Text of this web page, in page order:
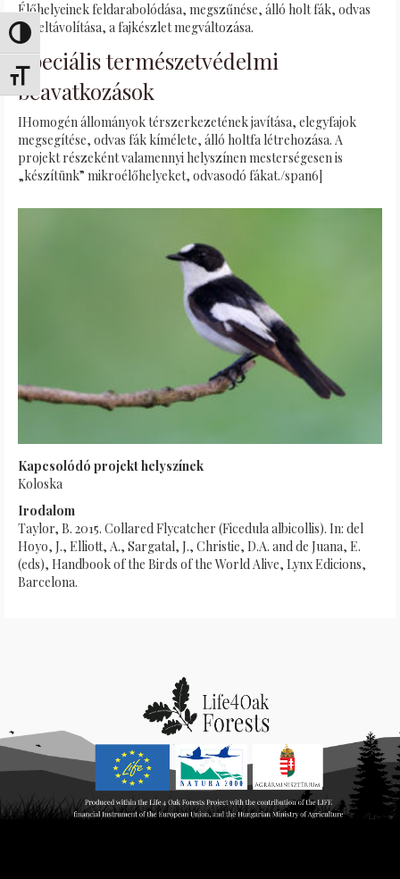
Переключить на высокую контрастность
Переключить на увеличенный шрифт
Élőhelyeinek feldarabolódása, megszűnése, álló holt fák, odvas
fák eltávolítása, a fajkészlet megváltozása.
Speciális természetvédelmi
beavatkozások
IHomogén állományok térszerkezetének javítása, elegyfajok
megsegítése, odvas fák kímélete, álló holtfa létrehozása. A
projekt részeként valamennyi helyszínen mesterségesen is
„készítünk” mikroélőhelyeket, odvasodó fákat./span6]
Kapcsolódó projekt helyszínek
Koloska
Irodalom
Taylor, B. 2015. Collared Flycatcher (Ficedula albicollis). In: del
Hoyo, J., Elliott, A., Sargatal, J., Christie, D.A. and de Juana, E.
(eds), Handbook of the Birds of the World Alive, Lynx Edicions,
Barcelona.